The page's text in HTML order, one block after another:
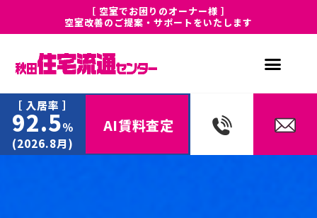
［ 空室でお困りのオーナー様 ］
空室改善のご提案・サポートをいたします
［ 入居率 ］
92.5%
(2026.8月)
AI賃料査定